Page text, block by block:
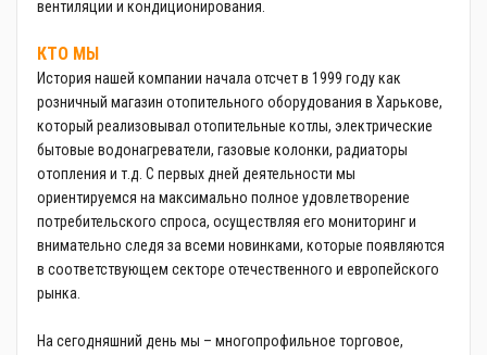
вентиляции и кондиционирования.
КТО МЫ
История нашей компании начала отсчет в 1999 году как
розничный магазин отопительного оборудования в Харькове,
который реализовывал отопительные котлы, электрические
бытовые водонагреватели, газовые колонки, радиаторы
отопления и т.д. С первых дней деятельности мы
ориентируемся на максимально полное удовлетворение
потребительского спроса, осуществляя его мониторинг и
внимательно следя за всеми новинками, которые появляются
в соответствующем секторе отечественного и европейского
рынка.
На сегодняшний день мы – многопрофильное торговое,
Трубопроводная арматура
Сантехника
Канализация
Насосное оборудование
Теплый пол
Фильтры